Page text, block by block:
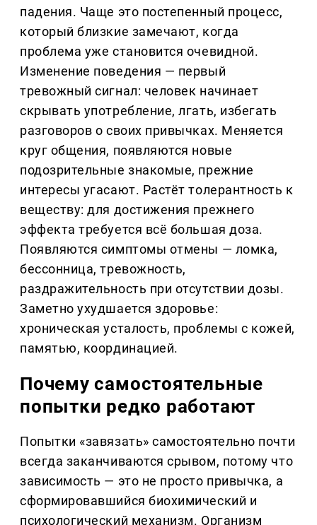
падения. Чаще это постепенный процесс,
который близкие замечают, когда
проблема уже становится очевидной.
Изменение поведения — первый
тревожный сигнал: человек начинает
скрывать употребление, лгать, избегать
разговоров о своих привычках. Меняется
круг общения, появляются новые
подозрительные знакомые, прежние
интересы угасают. Растёт толерантность к
веществу: для достижения прежнего
эффекта требуется всё большая доза.
Появляются симптомы отмены — ломка,
бессонница, тревожность,
раздражительность при отсутствии дозы.
Заметно ухудшается здоровье:
хроническая усталость, проблемы с кожей,
памятью, координацией.
Почему самостоятельные
попытки редко работают
Попытки «завязать» самостоятельно почти
всегда заканчиваются срывом, потому что
зависимость — это не просто привычка, а
сформировавшийся биохимический и
психологический механизм. Организм